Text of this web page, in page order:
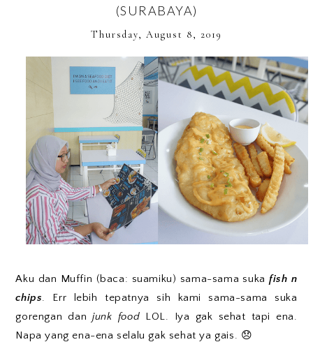
(SURABAYA)
Thursday, August 8, 2019
Aku dan Muffin (baca: suamiku) sama-sama sukafish n
chips. Err lebih tepatnya sih kami sama-sama suka
gorengan danjunk food LOL. Iya gak sehat tapi ena.
Napa yang ena-ena selalu gak sehat ya gais. 😞